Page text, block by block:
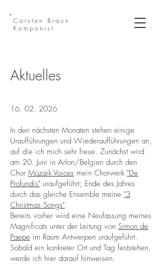
Carsten Braun
Komponist
Aktuelles
16. 02. 2026
In den nächsten Monaten stehen einige
Uraufführungen und Wiederaufführungen an,
auf die ich mich sehr freue. Zunächst wird
am 20. Juni in Arlon/Belgien durch den
Chor Mozaik Voices mein Chorwerk "De
Profundis" uraufgeführt; Ende des Jahres
durch das gleiche Ensemble meine "3
Christmas Songs".
Bereits vorher wird eine Neufassung meines
Magnificats unter der Leitung von Simon de
Paepe im Raum Antwerpen uraufgeführt.
Sobald ein konkreter Ort und Tag feststehen,
werde ich hier darauf hinweisen.